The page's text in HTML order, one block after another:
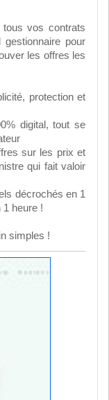
vos contrats
pour
les offres les
protection et
digital, tout se
sur les prix et
qui fait valoir
décrochés en 1
heure !
simples !